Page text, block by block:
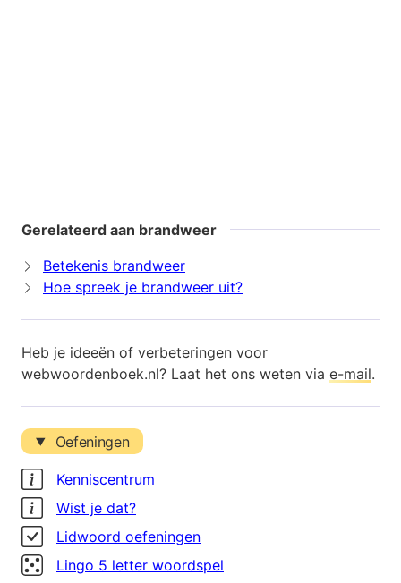
Gerelateerd aan brandweer
Betekenis brandweer
Hoe spreek je brandweer uit?
Heb je ideeën of verbeteringen voor
webwoordenboek.nl? Laat het ons weten via e-mail.
Oefeningen
Kenniscentrum
Wist je dat?
Lidwoord oefeningen
Lingo 5 letter woordspel